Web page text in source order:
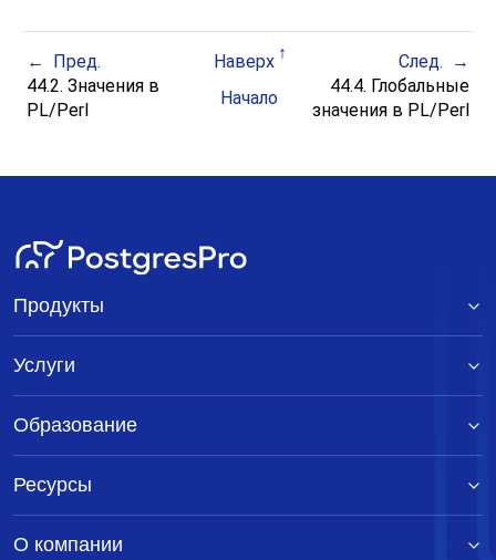
Пред. Наверх
След.
44.2. Значения в
PL/Perl
Начало
44.4. Глобальные
значения в PL/Perl
Продукты
Услуги
Образование
Ресурсы
О компании